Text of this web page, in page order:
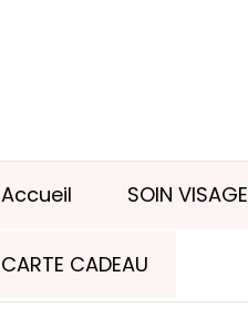
Accueil SOIN VISAGE
CARTE CADEAU